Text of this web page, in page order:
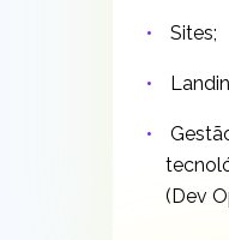
Sites;
(Dev